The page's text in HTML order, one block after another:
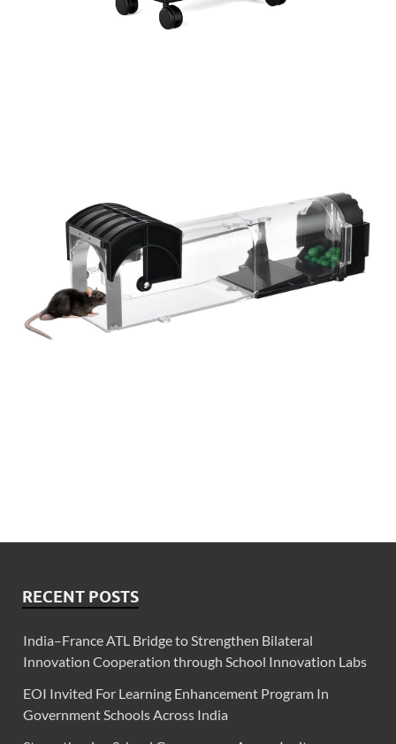
RECENT POSTS
India–France ATL Bridge to Strengthen Bilateral
Innovation Cooperation through School Innovation Labs
EOI Invited For Learning Enhancement Program In
Government Schools Across India